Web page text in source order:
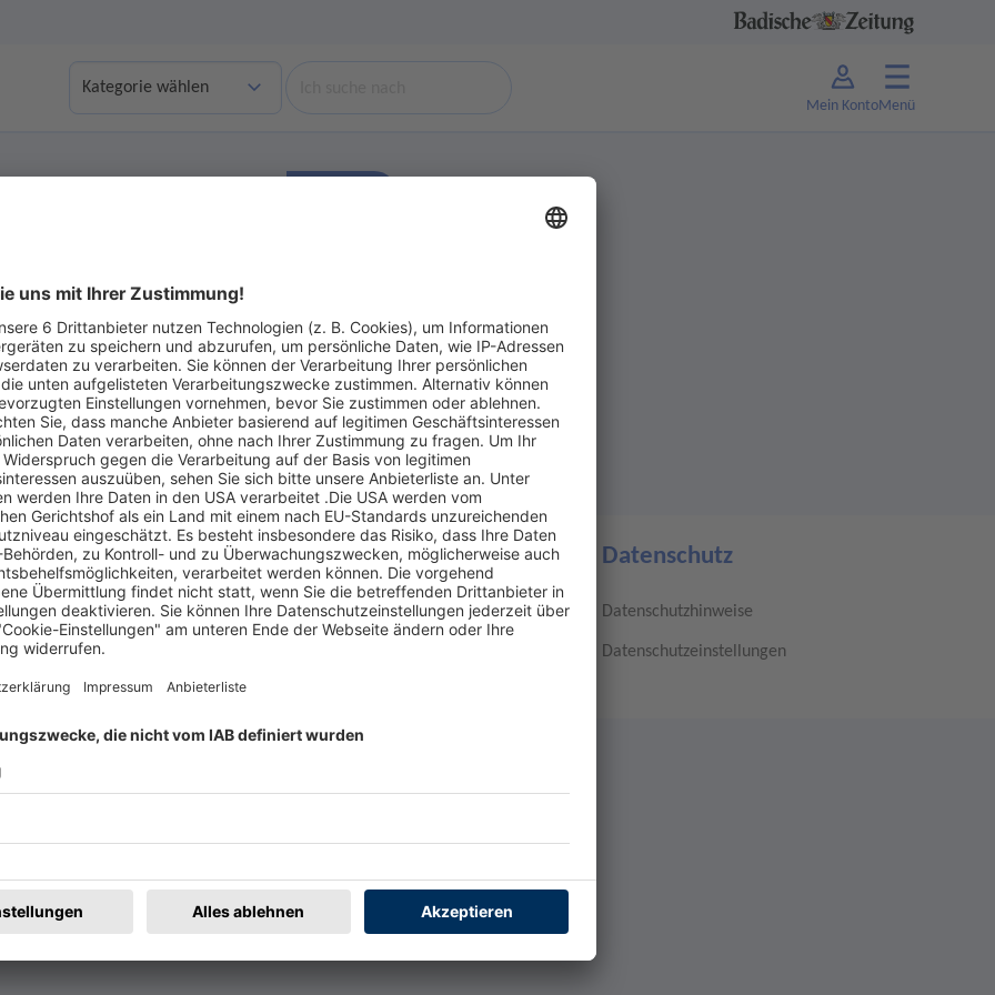
Mein KontoMenü
Angebote anzeigen Ohne Gebot
zeitung.de
Rechtliches
Impressum
Datenschutz
Datenschutzhinweise
Datenschutzeinstellungen